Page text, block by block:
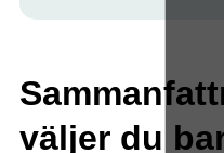
väljer du